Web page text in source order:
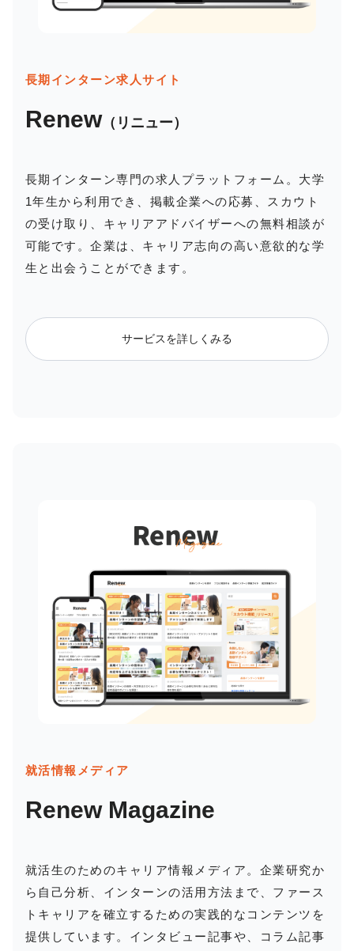
長期インターン求人サイト
Renew （リニュー）
長期インターン専門の求人プラットフォーム。大学
1年生から利用でき、掲載企業への応募、スカウト
の受け取り、キャリアアドバイザーへの無料相談が
可能です。企業は、キャリア志向の高い意欲的な学
生と出会うことができます。
サービスを詳しくみる
就活情報メディア
Renew Magazine
就活生のためのキャリア情報メディア。企業研究か
ら自己分析、インターンの活用方法まで、ファース
トキャリアを確立するための実践的なコンテンツを
提供しています。インタビュー記事や、コラム記事